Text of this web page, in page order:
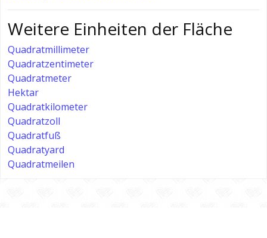
Weitere Einheiten der Fläche
Quadratmillimeter
Quadratzentimeter
Quadratmeter
Hektar
Quadratkilometer
Quadratzoll
Quadratfuß
Quadratyard
Quadratmeilen